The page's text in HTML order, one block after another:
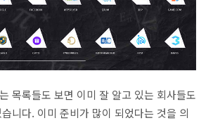
목록들도 보면 이미 잘 알고 있는 회사들도
니다. 이미 준비가 많이 되었다는 것을 의